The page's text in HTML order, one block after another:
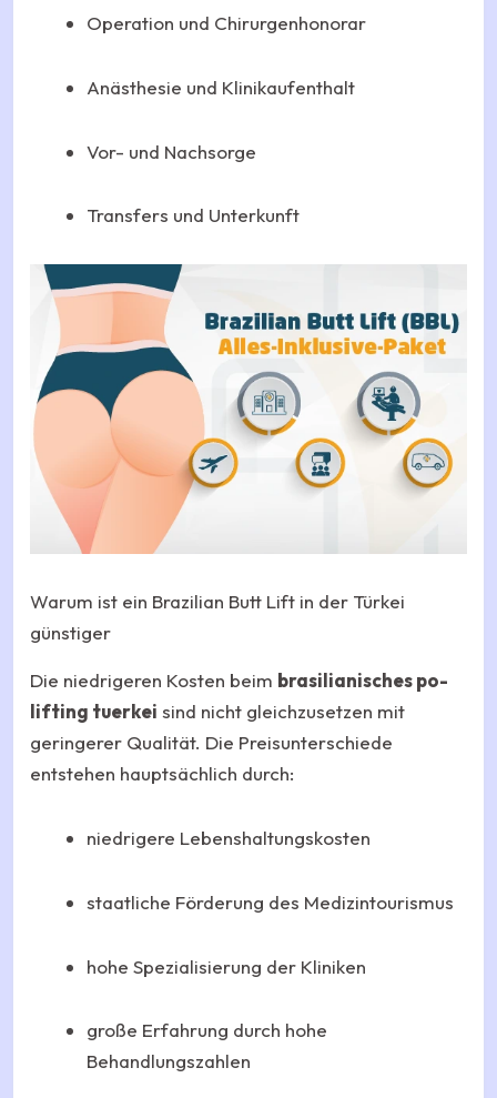
Operation und Chirurgenhonorar
Anästhesie und Klinikaufenthalt
Vor- und Nachsorge
Transfers und Unterkunft
Warum ist ein Brazilian Butt Lift in der Türkei
günstiger
Die niedrigeren Kosten beim brasilianisches po-
lifting tuerkei sind nicht gleichzusetzen mit
geringerer Qualität. Die Preisunterschiede
entstehen hauptsächlich durch:
niedrigere Lebenshaltungskosten
staatliche Förderung des Medizintourismus
hohe Spezialisierung der Kliniken
große Erfahrung durch hohe
Behandlungszahlen